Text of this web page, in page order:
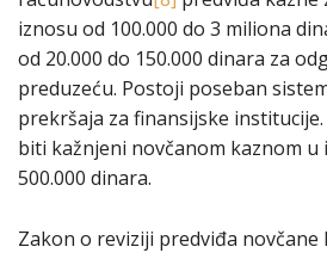
iznosu od 100.000 do 3 miliona
od 20.000 do 150.000 dinara za
preduzeću. Postoji poseban
prekršaja za finansijske
biti kažnjeni novčanom kaznom u
500.000 dinara.
Zakon o reviziji predviđa novčane